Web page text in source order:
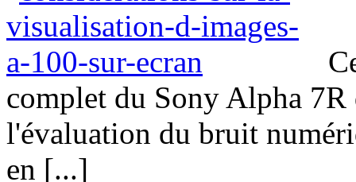
complet du Sony Alpha
l'évaluation du bruit
en [...]